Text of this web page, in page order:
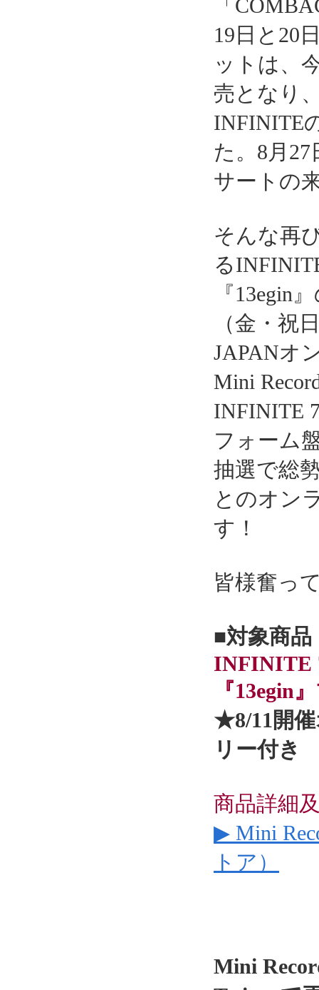
「
19日と20
ットは、
売となり
INFINITE
た。8月
サートの
そんな再
る
『13egin
（金・祝
JAPANオ
Mini
INFINITE
フォーム
抽選で総
とのオン
す！
皆様奮っ
■対象商品
INFINITE
『13egin
★8/11開
リー付き
商品詳細
▶ Mini
トア）
Mini